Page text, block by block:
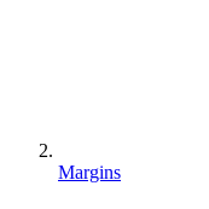
Margins